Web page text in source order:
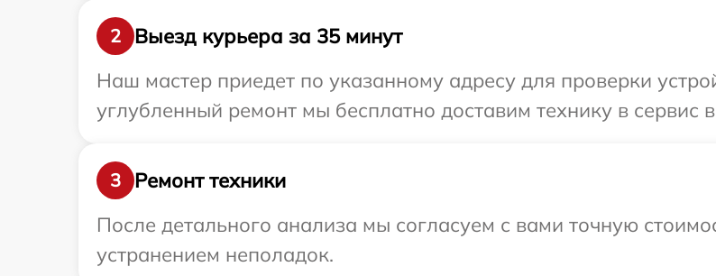
2
Выезд курьера за 35 минут
Наш мастер приедет по указанному адресу для проверки
углубленный ремонт мы бесплатно доставим технику в сервис
3
Ремонт техники
После детального анализа мы согласуем с вами точную
устранением неполадок.